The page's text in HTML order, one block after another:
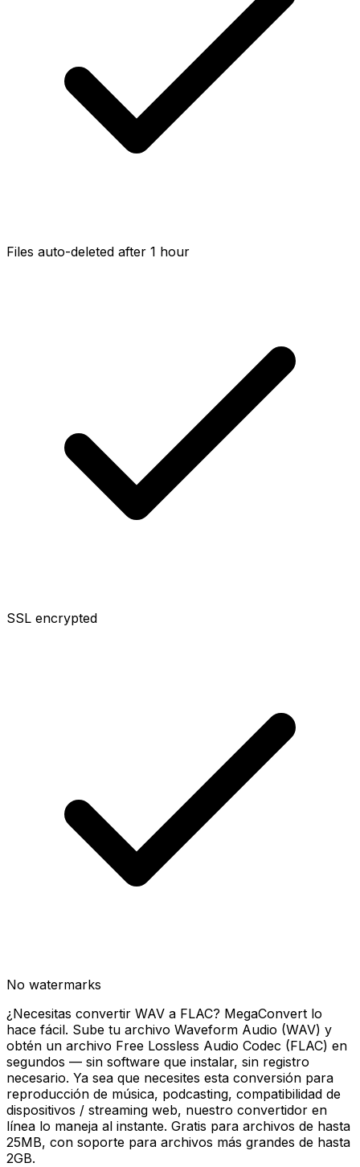
Files auto-deleted after 1 hour
SSL encrypted
No watermarks
¿Necesitas convertir WAV a FLAC? MegaConvert lo
hace fácil. Sube tu archivo Waveform Audio (WAV) y
obtén un archivo Free Lossless Audio Codec (FLAC) en
segundos — sin software que instalar, sin registro
necesario. Ya sea que necesites esta conversión para
reproducción de música, podcasting, compatibilidad de
dispositivos / streaming web, nuestro convertidor en
línea lo maneja al instante. Gratis para archivos de hasta
25MB, con soporte para archivos más grandes de hasta
2GB.